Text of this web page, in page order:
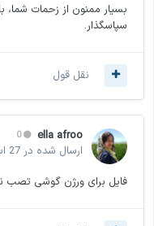
بسیار ممنون از زحمات
سپاسگذار.
نقل قول
ella afroo
0
ارسال شده در 27 اسفند، 2021
فایل برای ورژن گوشی تصب